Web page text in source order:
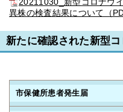
異株の検査結果について（
新たに確認された新型
市保健所患者発生届